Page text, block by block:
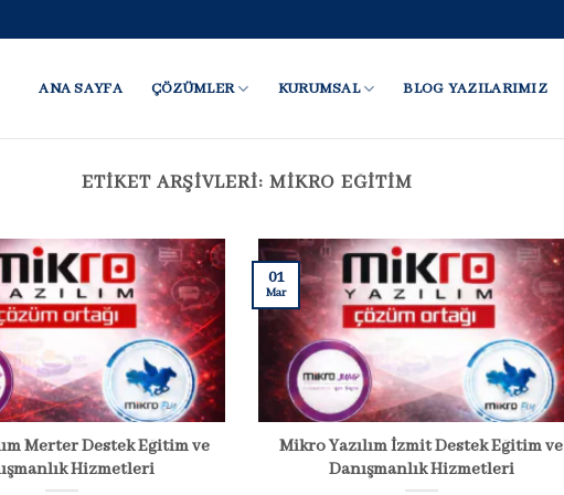
ANA SAYFA ÇÖZÜMLER KURUMSAL BLOG YAZILARIMIZ
ETIKET ARŞIVLERI: MIKRO EĞITIM
Merter Destek Eğitim ve
Hizmetleri
Mikro Yazılım İzmit Destek Eğitim ve
Danışmanlık Hizmetleri
01
Mar